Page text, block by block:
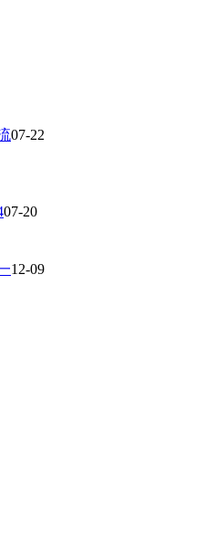
07-22
07-20
12-09